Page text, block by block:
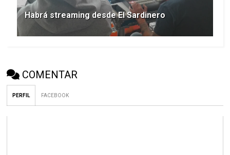
Habrá streaming desde El Sardinero
COMENTAR
PERFIL FACEBOOK